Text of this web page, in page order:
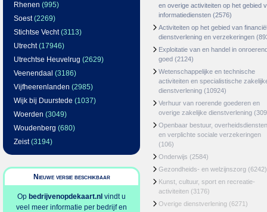
Rhenen (995)
Soest(2269)
Stichtse Vecht(3113)
Utrecht(17946)
Utrechtse Heuvelrug (2629)
Veenendaal (3186)
Vijfheerenlanden (2985)
Wijk bij Duurstede (1037)
Woerden (3049)
Woudenberg (680)
Zeist(3194)
Nieuwe versie beschikbaar
Op bedrijvenopdekaart.nl vindt u
veel meer informatie per bedrijf en
en overige activiteiten op het gebied
informatiediensten (2576)
Activiteiten op het gebied van
dienstverlening en verzekeringen
Exploitatie van en handel in
goed (2124)
Wetenschappelijke en technische
activiteiten en specialistische
dienstverlening (10924)
Verhuur van roerende goederen en
overige zakelijke dienstverlening
Openbaar bestuur, overheidsdiensten
en verplichte sociale verzekeringen
(106)
Onderwijs (2584)
Gezondheids- en welzijnszorg (6242)
Kunst, cultuur, sport en recreatie-
activiteiten (3176)
Overige dienstverlening (6271)